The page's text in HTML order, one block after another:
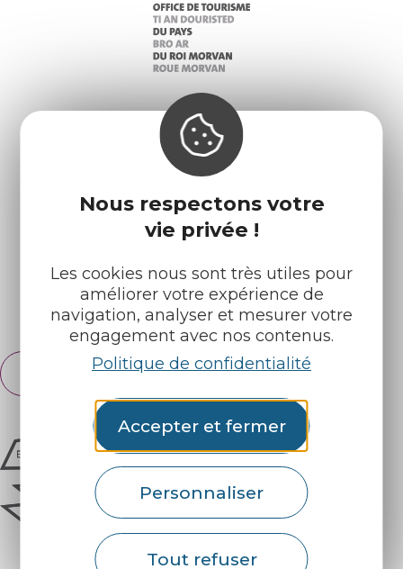
Nous respectons votre
vie privée !
Les cookies nous sont très utiles pour
améliorer votre expérience de
navigation, analyser et mesurer votre
engagement avec nos contenus.
Politique de confidentialité
Accepter et fermer
Personnaliser
Tout refuser
Infos pratiques
Nos accueils
Nos brochures
Météo
Retrouvez-nous sur :
Espace pro Partenaires
Français